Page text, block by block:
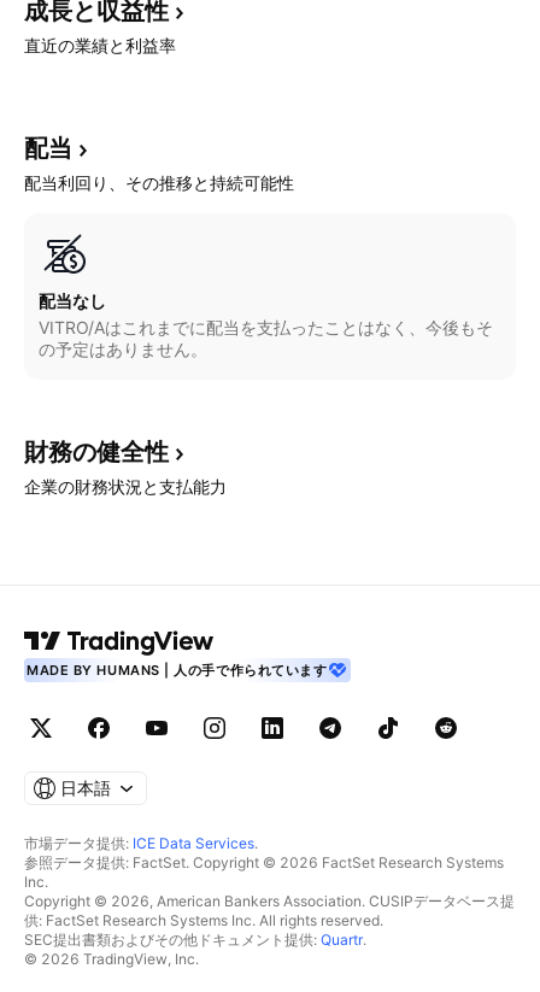
成長と収益性
直近の業績と利益率
配当
配当利回り、その推移と持続可能性
配当なし
VITRO/Aはこれまでに配当を支払ったことはなく、今後もそ
の予定はありません。
財務の健全性
企業の財務状況と支払能力
MADE BY HUMANS | 人の手で作られています
日本語
市場データ提供: ICE Data Services.
参照データ提供: FactSet. Copyright © 2026 FactSet Research Systems
Inc.
Copyright © 2026, American Bankers Association. CUSIPデータベース提
供: FactSet Research Systems Inc. All rights reserved.
SEC提出書類およびその他ドキュメント提供: Quartr.
© 2026 TradingView, Inc.